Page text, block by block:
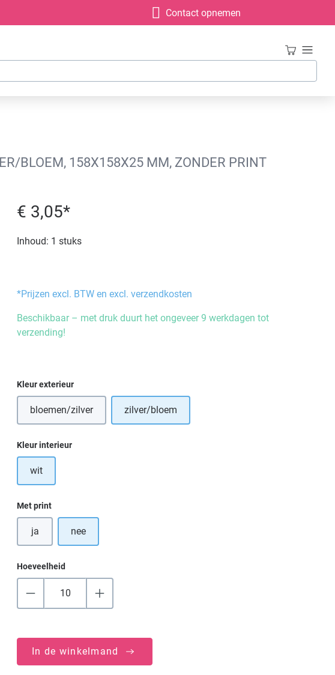
Contact opnemen
BLOEM, 158X158X25 MM, ZONDER PRINT
€ 3,05*
Inhoud: 1 stuks
*Prijzen excl. BTW en excl. verzendkosten
Beschikbaar – met druk duurt het ongeveer 9 werkdagen tot
verzending!
Selecteer
Kleur exterieur
bloemen/zilver zilver/bloem
Selecteer
Kleur interieur
wit
Selecteer
Met print
ja nee
Hoeveelheid
In de winkelmand